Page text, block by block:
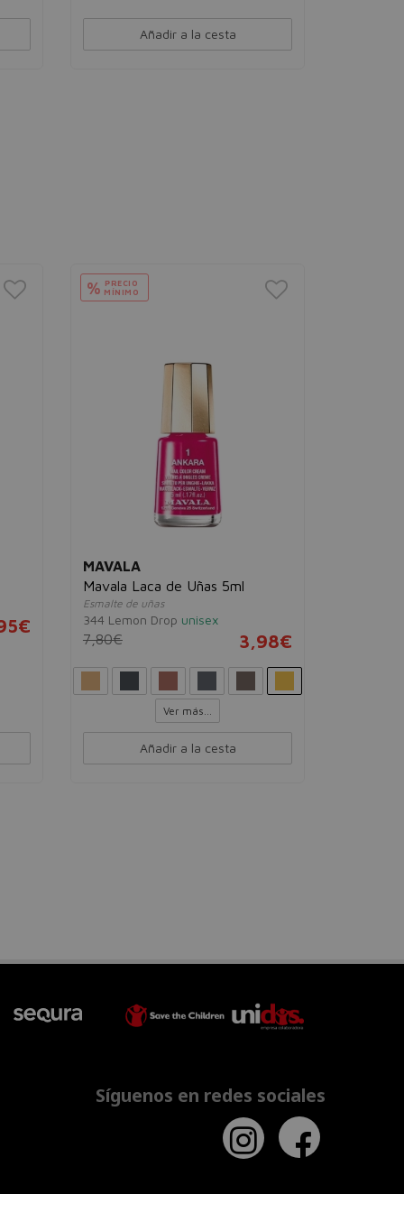
Añadir a la cesta
% PRECIO
MÍNIMO
MAVALA
Mavala Laca de Uñas 5ml
Esmalte de uñas
344 Lemon Drop unisex
7,80€ 3,98€
Ver más...
Añadir a la cesta
Síguenos en redes sociales